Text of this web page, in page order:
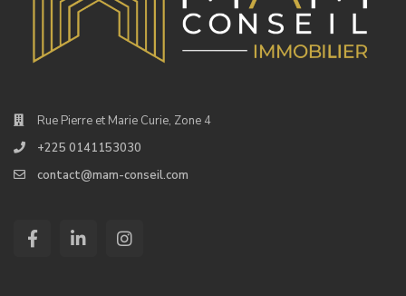
Rue Pierre et Marie Curie, Zone 4
+225 0141153030
contact@mam-conseil.com